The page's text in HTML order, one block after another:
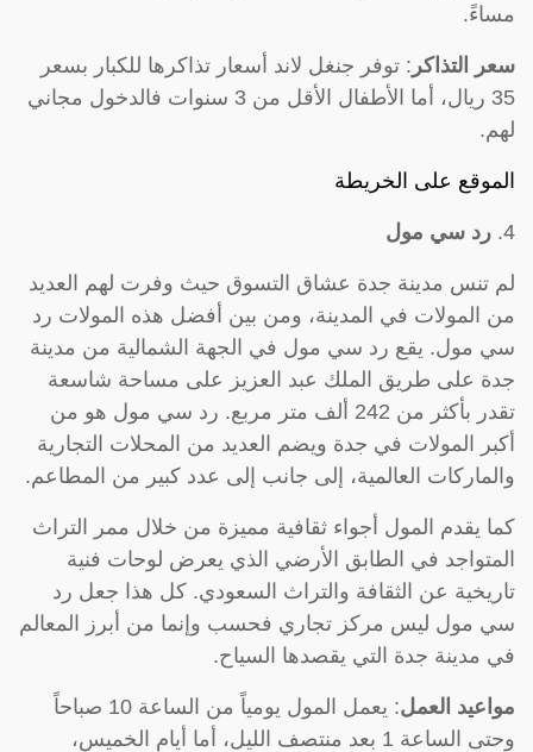
مساءً.
سعر التذاكر : توفر جنغل لاند أسعار تذاكرها للكبار بسعر
35 ريال، أما الأطفال الأقل من 3 سنوات فالدخول مجاني
لهم.
الموقع على الخريطة
4. رد سي مول
لم تنس مدينة جدة عشاق التسوق حيث وفرت لهم العديد
من المولات في المدينة، ومن بين أفضل هذه المولات رد
سي مول. يقع رد سي مول في الجهة الشمالية من مدينة
جدة على طريق الملك عبد العزيز على مساحة شاسعة
تقدر بأكثر من 242 ألف متر مربع. رد سي مول هو من
أكبر المولات في جدة ويضم العديد من المحلات التجارية
والماركات العالمية، إلى جانب إلى عدد كبير من المطاعم.
كما يقدم المول أجواء ثقافية مميزة من خلال ممر التراث
المتواجد في الطابق الأرضي الذي يعرض لوحات فنية
تاريخية عن الثقافة والتراث السعودي. كل هذا جعل رد
سي مول ليس مركز تجاري فحسب وإنما من أبرز المعالم
في مدينة جدة التي يقصدها السياح.
مواعيد العمل
: يعمل المول يومياً من الساعة 10 صباحاً
وحتى الساعة 1 بعد منتصف الليل، أما أيام الخميس،